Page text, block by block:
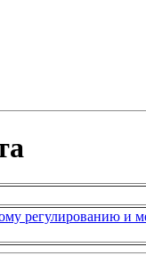
регулированию и